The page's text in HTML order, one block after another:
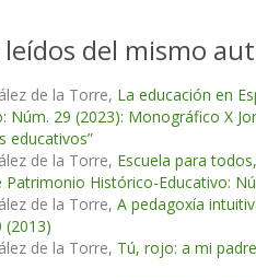
del mismo
de la Torre, La educación en
Núm. 29 (2023): Monográfico X
educativos”
de la Torre, Escuela para
Histórico-Educativo:
de la Torre, A pedagoxía
(2013)
de la Torre, Tú, rojo: a mi